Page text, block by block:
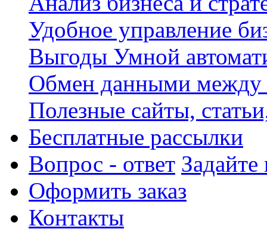
Удобное управление
Выгоды Умной
Обмен данными между
Полезные сайты,
Бесплатные рассылки
Вопрос - ответ
Оформить заказ
Контакты